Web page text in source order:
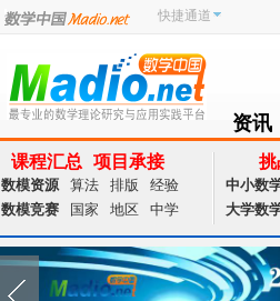
快捷通道
资讯
NEWS
课程汇总 项目承接
数模资源 算法 排版
经验
数模竞赛
国家 地区 中学
挑
中小数
大学数